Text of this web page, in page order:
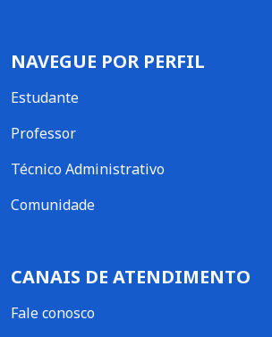
NAVEGUE POR PERFIL
Estudante
Professor
Técnico Administrativo
Comunidade
CANAIS DE ATENDIMENTO
Fale conosco